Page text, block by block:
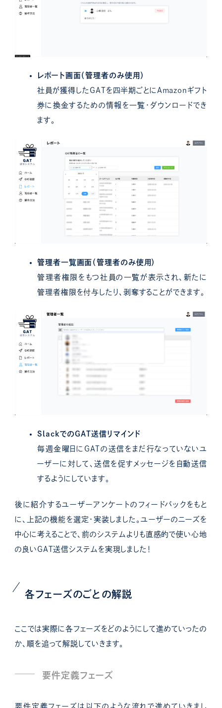
レポート画面（管理者のみ使用）
社員が獲得したGATを四半期ごとにAmazonギフト
券に換金するための情報を一覧・ダウンロードでき
ます。
管理者一覧画面（管理者のみ使用）
管理者権限をもつ社員の一覧が表示され、新たに
管理者権限を付与したり、剥奪することができます。
SlackでのGAT送信リマインド
毎週金曜日にGATの送信をまだ行なっていないユ
ーザーに対して、送信を促すメッセージを自動送信
するようにしています。
後に紹介するユーザーアンケートのフィードバックをもと
に、上記の機能を選定・実装しました。ユーザーのニーズを
中心に考えることで、前のシステムよりも直感的で使い心地
の良いGAT送信システムを実現しました！
各フェーズのごとの解説
ここでは実際に各フェーズをどのようにして進めていったの
か、順を追って解説していきます。
要件定義フェーズ
要件定義フェーズは以下のような流れで進めていきまし